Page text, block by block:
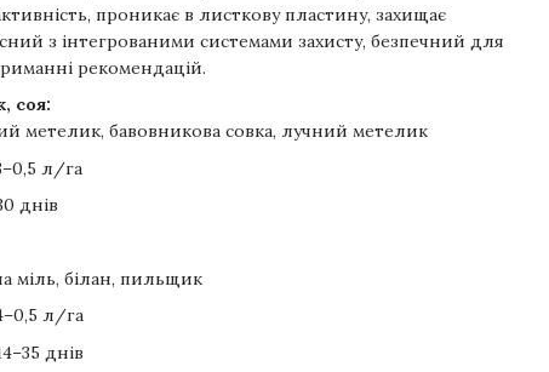
проникає в листкову пластину, захищає
з інтегрованими системами захисту, безпечний для
рекомендацій.
соя:
метелик, бавовникова совка, лучний метелик
л/га
днів
міль, білан, пильщик
л/га
днів